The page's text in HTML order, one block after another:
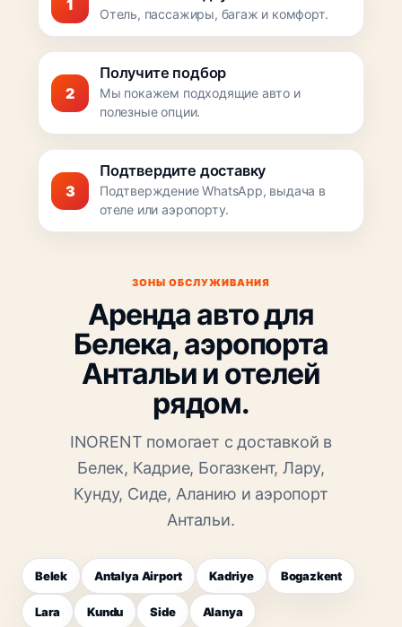
1
Отель, пассажиры, багаж и комфорт.
2
Получите подбор
Мы покажем подходящие авто и
полезные опции.
3
Подтвердите доставку
Подтверждение WhatsApp, выдача в
отеле или аэропорту.
ЗОНЫ ОБСЛУЖИВАНИЯ
Аренда авто для
Белека, аэропорта
Антальи и отелей
рядом.
INORENT помогает с доставкой в
Белек, Кадрие, Богазкент, Лару,
Кунду, Сиде, Аланию и аэропорт
Антальи.
Belek Antalya Airport Kadriye Bogazkent
Lara Kundu Side Alanya